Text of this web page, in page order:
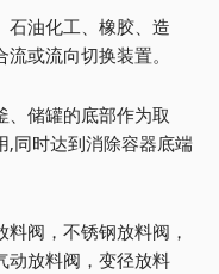
石油化工、橡胶、造
或流向切换装置。
、储罐的底部作为取
,同时达到消除容器底端
料阀，不锈钢放料阀，
动放料阀，变径放料